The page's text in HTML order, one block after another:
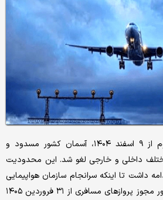
با شروع جنگ تحمیلی سوم از ۹ اسفند ۱۴۰۴، آسمان کشور مسدود و
داخلی و خارجی لغو شد. این محدودیت
داشت تا اینکه سرانجام سازمان هواپیمایی
کشوری در اطلاعیه‌ای از صدور مجوز پروازهای مسافری از ۳۱ فروردین‌ ۱۴۰۵